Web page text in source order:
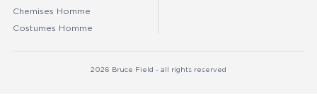
Chemises Homme
Costumes Homme
2026 Bruce Field - all rights reserved